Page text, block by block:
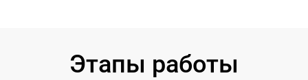
Этапы работы